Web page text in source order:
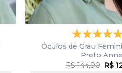
Óculos de Grau
Preto Anne
R$144,90 R$